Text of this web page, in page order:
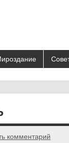
комментарий